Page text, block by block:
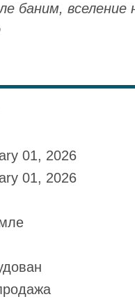
баним, вселение
01, 2026
01, 2026